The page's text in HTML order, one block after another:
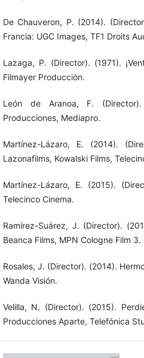
De Chauveron, P. (2014).
Francia: UGC Images, TF1 Droits
Lazaga, P. (Director). (1971).
Filmayer Producción.
León de Aranoa, F.
Producciones, Mediapro.
Martínez-Lázaro, E. (2014).
Lazonafilms, Kowalski Films,
Martínez-Lázaro, E. (2015).
Telecinco Cinema.
Ramírez-Suárez, J. (Director).
Beanca Films, MPN Cologne Film 3.
Rosales, J. (Director). (2014).
Wanda Visión.
Velilla, N. (Director). (2015).
Producciones Aparte, Telefónica